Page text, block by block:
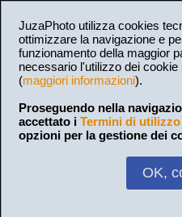
JuzaPhoto utilizza cookies
ottimizzare la navigazione e
funzionamento della maggior
necessario l'utilizzo dei
(maggiori informazioni).
Proseguendo nella
accettato i Termini di
opzioni per la gestione dei
OK,